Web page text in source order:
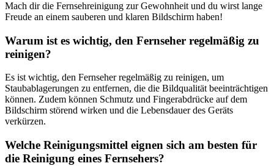
Mach dir die Fernsehreinigung zur Gewohnheit und du wirst lange
Freude an einem sauberen und klaren Bildschirm haben!
Warum ist es wichtig, den Fernseher regelmäßig zu
reinigen?
Es ist wichtig, den Fernseher regelmäßig zu reinigen, um
Staubablagerungen zu entfernen, die die Bildqualität beeinträchtigen
können. Zudem können Schmutz und Fingerabdrücke auf dem
Bildschirm störend wirken und die Lebensdauer des Geräts
verkürzen.
Welche Reinigungsmittel eignen sich am besten für
die Reinigung eines Fernsehers?